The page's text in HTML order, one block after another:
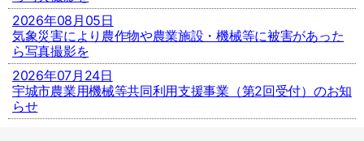
2026年08月05日
気象災害により農作物や農業施設・機械等に被害があった
ら写真撮影を
2026年07月24日
宇城市農業用機械等共同利用支援事業（第2回受付）のお知
らせ